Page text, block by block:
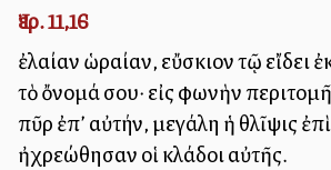
Ἰερ. 11,16
ἐλαίαν ὡραίαν, εὔσκιον τῷ εἴδει
τὸ ὄνομά σου· εἰς φωνὴν
πῦρ ἐπ’ αὐτήν, μεγάλη ἡ θλῖψις
ἠχρεώθησαν οἱ κλάδοι αὐτῆς.